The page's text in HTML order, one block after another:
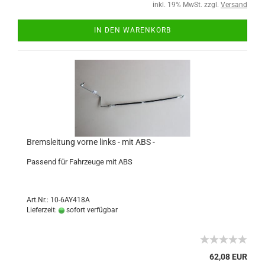
inkl. 19% MwSt. zzgl. Versand
IN DEN WARENKORB
Bremsleitung vorne links - mit ABS -
Passend für Fahrzeuge mit ABS
Art.Nr.: 10-6AY418A
Lieferzeit:
sofort verfügbar
62,08 EUR